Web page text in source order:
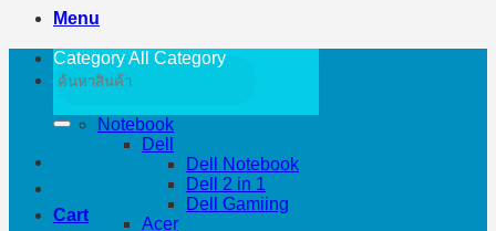
Menu
Search
for:
Cart
Category All Category
Notebook
Dell
Dell Notebook
Dell 2 in 1
Dell Gamiing
Acer